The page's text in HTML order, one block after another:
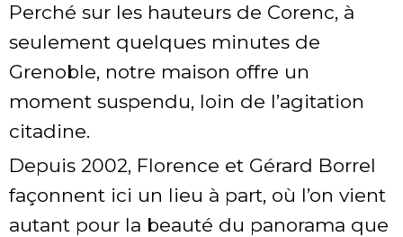
Perché sur les hauteurs de Corenc, à
seulement quelques minutes de
Grenoble, notre maison offre un
moment suspendu, loin de l’agitation
citadine.
Depuis 2002, Florence et Gérard Borrel
façonnent ici un lieu à part, où l’on vient
autant pour la beauté du panorama que